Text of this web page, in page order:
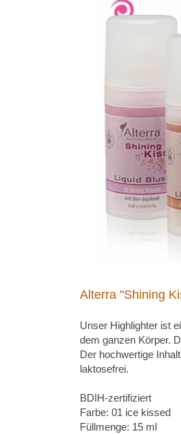
Alterra "Shining
Unser Highlighter ist
dem ganzen Körper.
Der hochwertige
laktosefrei.
BDIH-zertifiziert
Farbe: 01 ice kissed
Füllmenge: 15 ml